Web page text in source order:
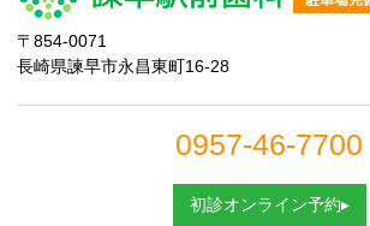
〒854-0071
長崎県諫早市永昌東町16-28
0957-46-7700
初診オンライン予約▸